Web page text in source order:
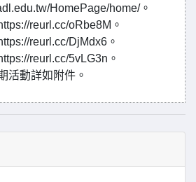
HomePage/home/。
reurl.cc/oRbe8M。
reurl.cc/DjMdx6。
reurl.cc/5vLG3n。
活動詳如附件。